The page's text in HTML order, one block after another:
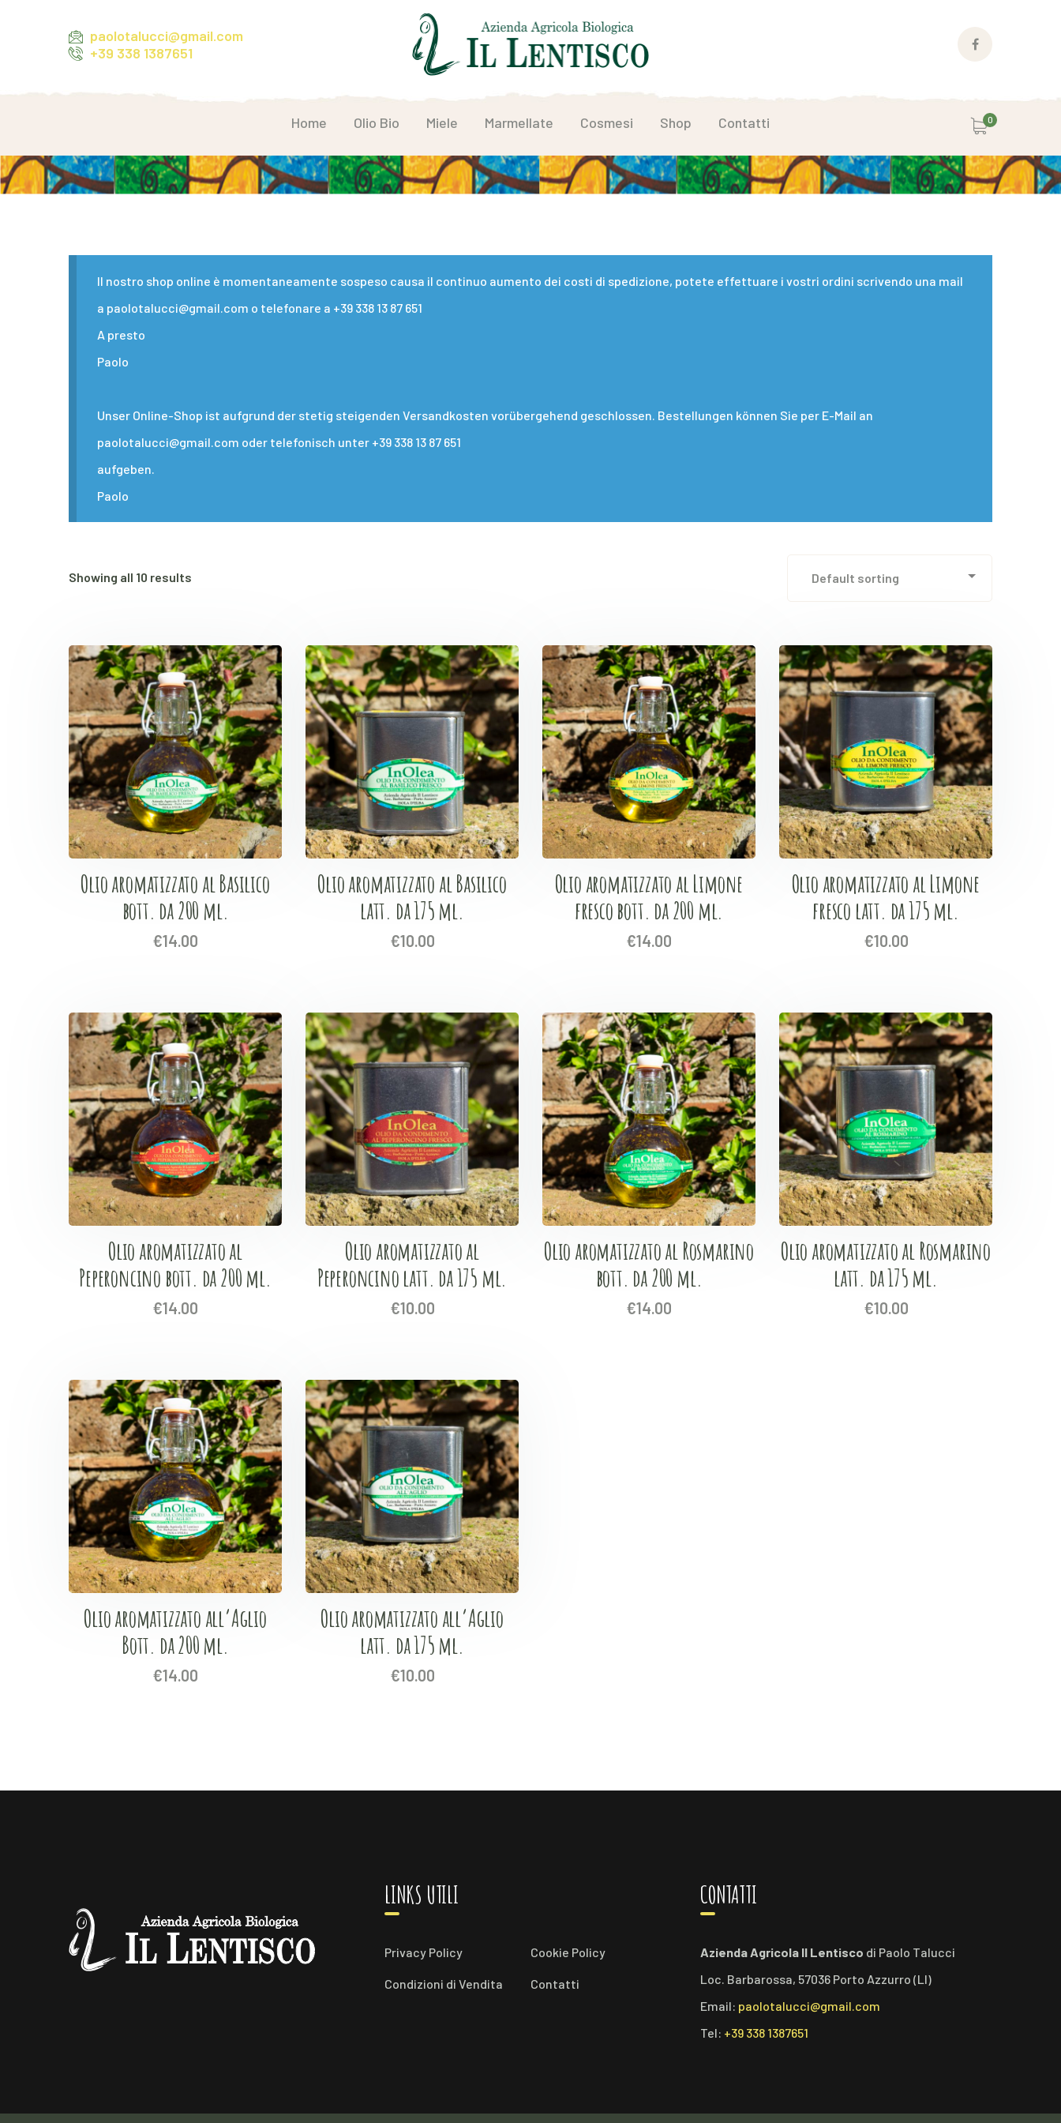
paolotalucci@gmail.com
+39 338 1387651
Facebook
0
Home Olio Bio Miele Marmellate Cosmesi Shop Contatti
Il nostro shop online è momentaneamente sospeso causa il continuo aumento dei costi di spedizione, potete effettuare i vostri ordini scrivendo una mail
a paolotalucci@gmail.com o telefonare a +39 338 13 87 651
A presto
Paolo
Unser Online-Shop ist aufgrund der stetig steigenden Versandkosten vorübergehend geschlossen. Bestellungen können Sie per E-Mail an
paolotalucci@gmail.com oder telefonisch unter +39 338 13 87 651
aufgeben.
Paolo
Showing all 10 results
Olio aromatizzato al Basilico
bott. da 200 ml.
€14.00
Olio aromatizzato al Basilico
latt. da 175 ml.
€10.00
Olio aromatizzato al Limone
fresco bott. da 200 ml.
€14.00
Olio aromatizzato al Limone
fresco latt. da 175 ml.
€10.00
Olio aromatizzato al
Peperoncino bott. da 200 ml.
€14.00
Olio aromatizzato al
Peperoncino latt. da 175 ml.
€10.00
Olio aromatizzato al Rosmarino
bott. da 200 ml.
€14.00
Olio aromatizzato al Rosmarino
latt. da 175 ml.
€10.00
Olio aromatizzato all’Aglio
Bott. da 200 ml.
€14.00
Olio aromatizzato all’Aglio
latt. da 175 ml.
€10.00
LINKS UTILI
Privacy Policy Cookie Policy
Condizioni di Vendita Contatti
CONTATTI
Azienda Agricola Il Lentisco di Paolo Talucci
Loc. Barbarossa, 57036 Porto Azzurro (LI)
Email: paolotalucci@gmail.com
Tel: +39 338 1387651